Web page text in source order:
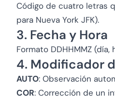
Código de cuatro letras
para Nueva York JFK).
3. Fecha y Hora
Formato DDHHMMZ (día,
4. Modificador
AUTO: Observación
COR: Corrección de un